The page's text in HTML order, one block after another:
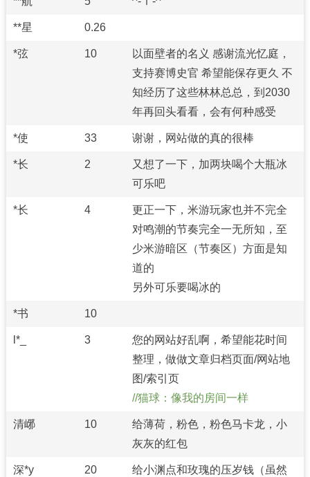
**星 0.26
*弦 10
以面壁者的名义 感谢流光忆庭，
支持赛博史官 希望能保存更久 不
知经历了这些林林总总，到2030
年再回头看看，会有何种感受
*使 33 谢谢，网站做的真的很棒
*长 2
又想了一下，加两块喝个大瓶冰
可乐吧
*长 4
更正一下，米游玩家也并不完全
对鸣潮的节奏完全一无所知，至
少米游暗区（节奏区）方面是知
道的
另外可乐要喝冰的
*书 10
l*_ 3
您的网站好乱啊，希望能花时间
整理，做做文章归档页面/网站地
图/索引页
猫球：像我的房间一样
清峫 10
给薄荷，粉色，粉色马卡龙，小
灰灰的红包
深*y 20 给小渊点和玫瑰的压岁钱（虽然